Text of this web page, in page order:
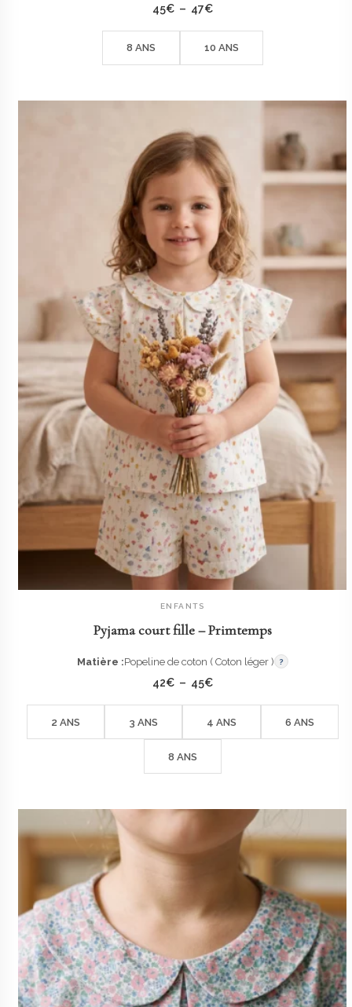
45€ – 47€Plage
prix :
45€
8 ANS 10 ANS
AJOUTER AU PANIER
ENFANTS
Pyjama court fille – Primtemps
Matière :Popeline de coton ( Coton léger ) ?
42€ – 45€Plage
prix :
42€
2 ANS 3 ANS 4 ANS 6 ANS
8 ANS